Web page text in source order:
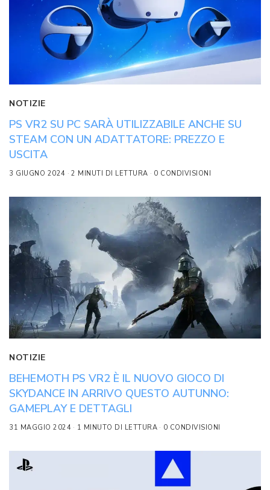
NOTIZIE
PS VR2 SU PC SARÀ UTILIZZABILE ANCHE SU
STEAM CON UN ADATTATORE: PREZZO E
USCITA
3 GIUGNO 2024 2 MINUTI DI LETTURA 0 CONDIVISIONI
NOTIZIE
BEHEMOTH PS VR2 È IL NUOVO GIOCO DI
SKYDANCE IN ARRIVO QUESTO AUTUNNO:
GAMEPLAY E DETTAGLI
31 MAGGIO 2024 1 MINUTO DI LETTURA 0 CONDIVISIONI